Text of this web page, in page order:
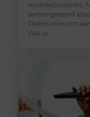
woonaccessoires.
samengesteld
Deens alles om
Wat is